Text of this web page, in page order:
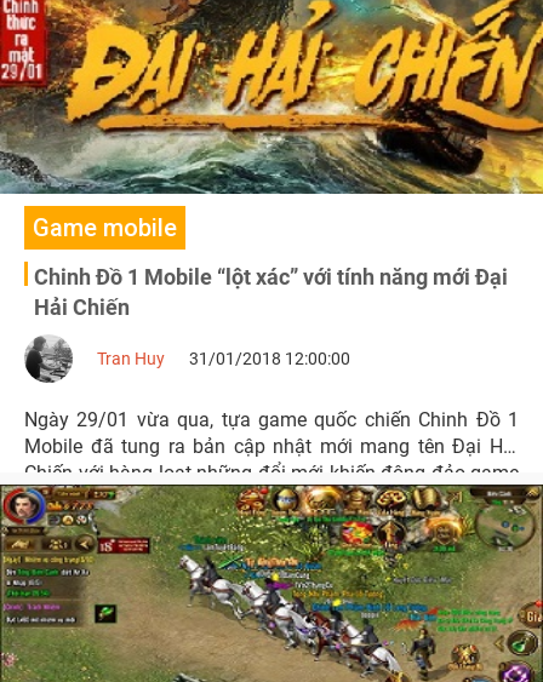
game quốc chiến này trở thành những chiến binh công
thủ tháp pháo một cách tinh nhuệ nhất.
Game mobile
Chinh Đồ 1 Mobile “lột xác” với tính năng mới Đại
Hải Chiến
Ngày 29/01 vừa qua, tựa game quốc chiến Chinh Đồ 1
Mobile đã tung ra bản cập nhật mới mang tên Đại Hải
Chiến với hàng loạt những đổi mới khiến đông đảo game
thủ háo hức. Đây được xem là sự làm mới mình đầu tiên,
ghi điểm cộng trong năm 2018 của trò chơi này.